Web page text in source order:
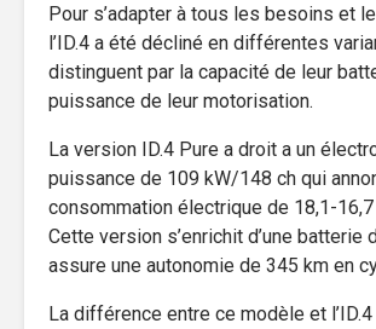
Pour s’adapter à tous les besoins et
l’ID.4 a été décliné en différentes
distinguent par la capacité de leur
puissance de leur motorisation.
La version ID.4 Pure a droit a un
puissance de 109 kW/148 ch qui
consommation électrique de 18,1-
Cette version s’enrichit d’une batterie
assure une autonomie de 345 km en
La différence entre ce modèle et